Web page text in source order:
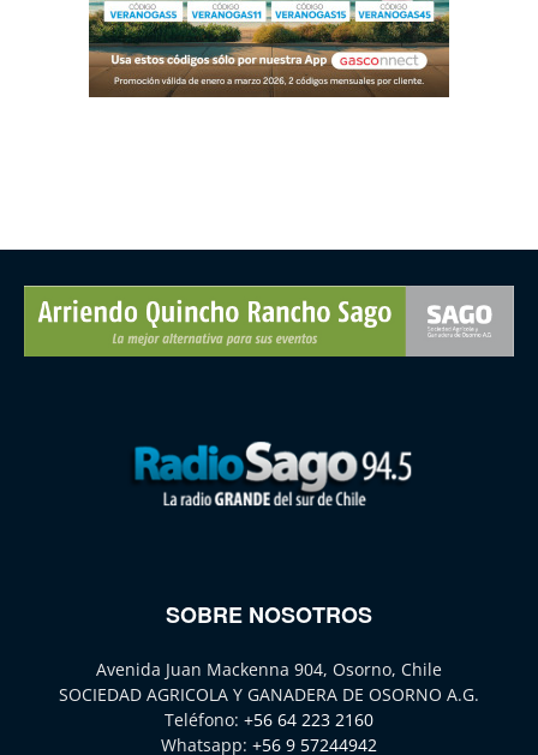
SOBRE NOSOTROS
Avenida Juan Mackenna 904, Osorno, Chile
SOCIEDAD AGRICOLA Y GANADERA DE OSORNO A.G.
Teléfono: +56 64 223 2160
Whatsapp: +56 9 57244942